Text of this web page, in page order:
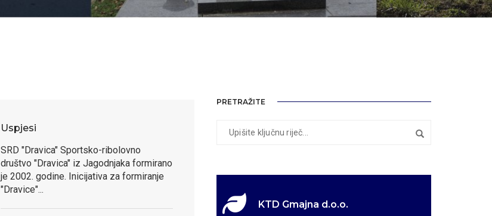
Uspjesi
SRD "Dravica" Sportsko-ribolovno
društvo "Dravica" iz Jagodnjaka formirano
je 2002. godine. Inicijativa za formiranje
"Dravice"...
PRETRAŽITE
KTD Gmajna d.o.o.